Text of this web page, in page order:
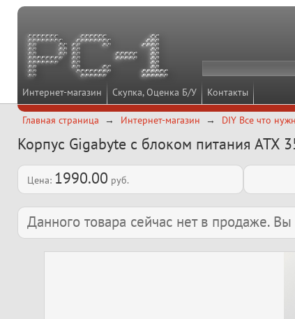
Интернет-магазин Скупка, Оценка Б/У Контакты
Главная страница Интернет-магазин DIY Все что
Корпус Gigabyte с блоком питания ATX
Цена: 1990.00 руб.
Данного товара сейчас нет в продаже.